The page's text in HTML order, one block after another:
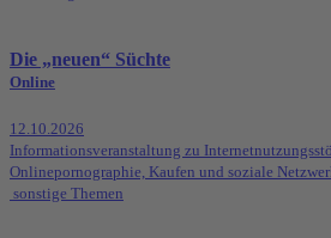
Die „neuen“ Süchte
Online
12.10.2026
Informationsveranstaltung zu
Onlinepornographie, Kaufen und soziale
sonstige Themen